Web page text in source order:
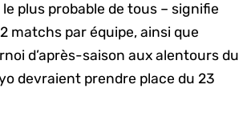
plus probable de tous – signifie
matchs par équipe, ainsi que
d’après-saison aux alentours du
devraient prendre place du 23